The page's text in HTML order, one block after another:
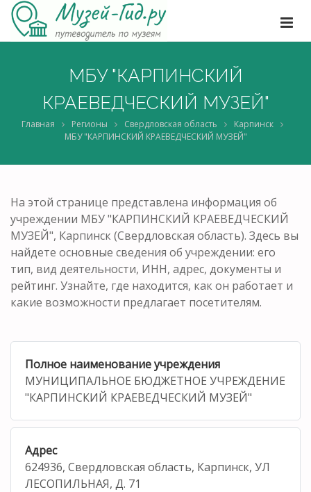
МБУ "КАРПИНСКИЙ
КРАЕВЕДЧЕСКИЙ МУЗЕЙ"
Главная Регионы Свердловская область
Карпинск
МБУ "КАРПИНСКИЙ КРАЕВЕДЧЕСКИЙ МУЗЕЙ"
На этой странице представлена информация об
учреждении МБУ "КАРПИНСКИЙ КРАЕВЕДЧЕСКИЙ
МУЗЕЙ", Карпинск (Свердловская область). Здесь вы
найдете основные сведения об учреждении: его
тип, вид деятельности, ИНН, адрес, документы и
рейтинг. Узнайте, где находится, как он работает и
какие возможности предлагает посетителям.
Полное наименование учреждения
МУНИЦИПАЛЬНОЕ БЮДЖЕТНОЕ УЧРЕЖДЕНИЕ
"КАРПИНСКИЙ КРАЕВЕДЧЕСКИЙ МУЗЕЙ"
Адрес
624936, Свердловская область, Карпинск, УЛ
ЛЕСОПИЛЬНАЯ, Д. 71